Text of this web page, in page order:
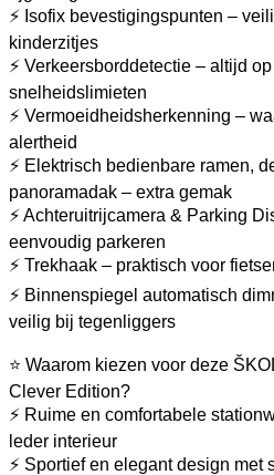
⚡ Isofix bevestigingspunten –
kinderzitjes
⚡ Verkeersborddetectie – altijd
snelheidslimieten
⚡ Vermoeidheidsherkenning –
alertheid
⚡ Elektrisch bedienbare ramen,
panoramadak – extra gemak
⚡ Achteruitrijcamera & Parking
eenvoudig parkeren
⚡ Trekhaak – praktisch voor
⚡ Binnenspiegel automatisch
veilig bij tegenliggers
⭐ Waarom kiezen voor deze
Clever Edition?
⚡ Ruime en comfortabele
leder interieur
⚡ Sportief en elegant design met